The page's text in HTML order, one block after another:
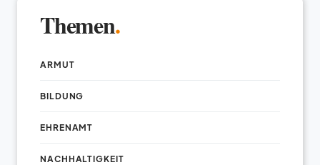
Themen.
ARMUT
BILDUNG
EHRENAMT
NACHHALTIGKEIT